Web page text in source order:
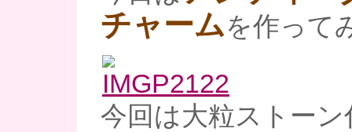
チャームを作って
今回は大粒ストー